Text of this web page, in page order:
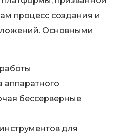
процесс создания и
Основными
аппаратного
бессерверные
для